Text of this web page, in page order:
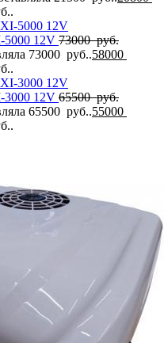
5000 12V 73000руб.
73000 руб..58000
3000 12V 65500руб.
65500 руб..55000